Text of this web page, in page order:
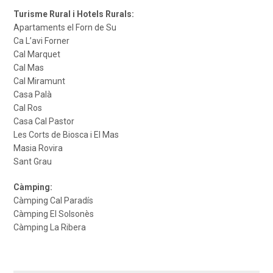
Turisme Rural i Hotels Rurals:
Apartaments el Forn de Su
Ca L’avi Forner
Cal Marquet
Cal Mas
Cal Miramunt
Casa Palà
Cal Ros
Casa Cal Pastor
Les Corts de Biosca i El Mas
Masia Rovira
Sant Grau
Càmping:
Càmping Cal Paradís
Càmping El Solsonès
Càmping La Ribera